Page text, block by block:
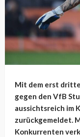
Mit dem erst
gegen den VfB
aussichtsreich im
zurückgemeldet.
Konkurrenten